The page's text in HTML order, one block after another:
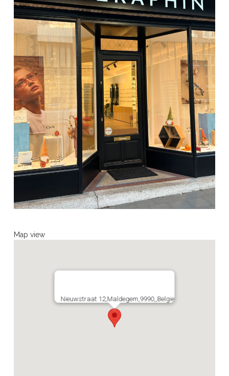
Map view
Nieuwstraat 12,Maldegem,9990,,Belgie